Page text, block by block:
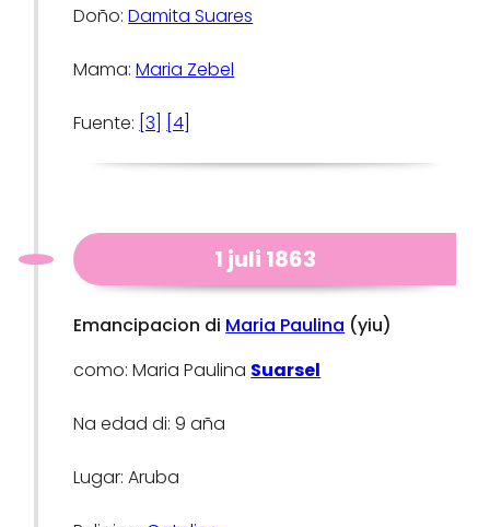
Doño:Damita Suares
Mama:Maria Zebel
Fuente: [3] [4]
1 juli 1863
Emancipacion di Maria Paulina (yiu)
como: Maria Paulina Suarsel
Na edad di: 9 aña
Lugar: Aruba